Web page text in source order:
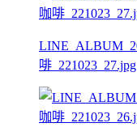
啡_221023_27.jpg